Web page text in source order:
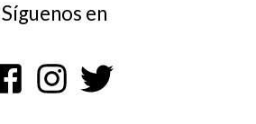
Síguenos en